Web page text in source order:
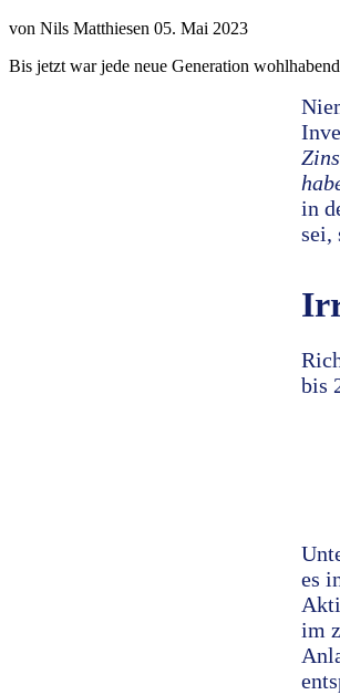
von Nils Matthiesen 05. Mai 2023
Bis jetzt war jede neue Generation
in
sei,
bis
es
im